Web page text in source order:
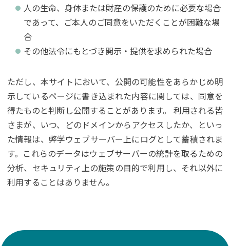
人の生命、身体または財産の保護のために必要な場合
であって、ご本人のご同意をいただくことが困難な場
合
その他法令にもとづき開示・提供を求められた場合
ただし、本サイトにおいて、公開の可能性をあらかじめ明
示しているページに書き込まれた内容に関しては、同意を
得たものと判断し公開することがあります。 利用される皆
さまが、いつ、どのドメインからアクセスしたか、といっ
た情報は、弊学ウェブサーバー上にログとして蓄積されま
す。これらのデータはウェブサーバーの統計を取るための
分析、セキュリティ上の施策の目的で利用し、それ以外に
利用することはありません。